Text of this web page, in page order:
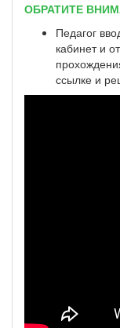
ОБРАТИТЕ
Педагог
кабинет и
ссылке и